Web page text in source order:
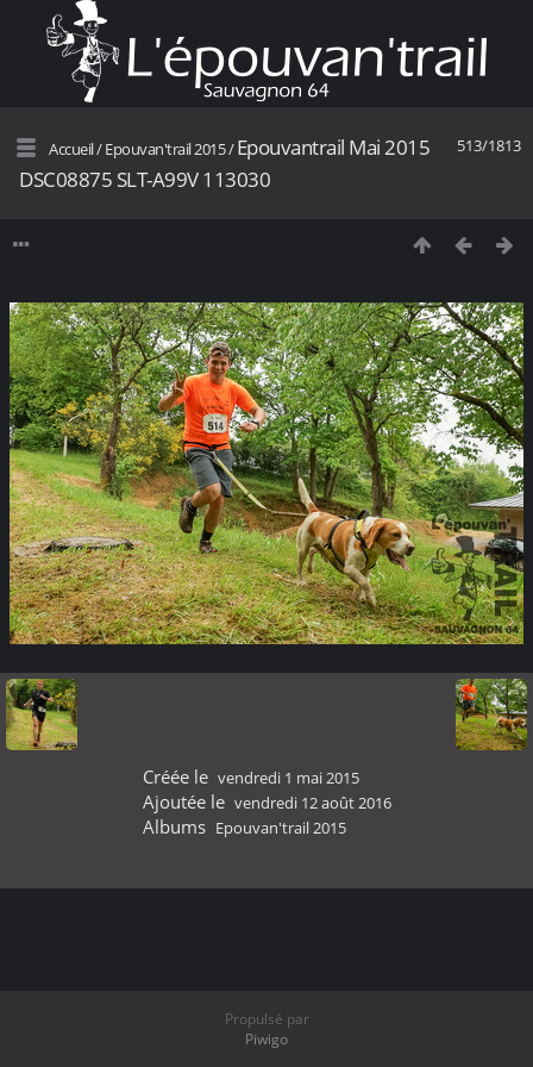
513/1813
Accueil/Epouvan'trail 2015/Epouvantrail Mai 2015
DSC08875 SLT-A99V 113030
Créée le vendredi 1 mai 2015
Ajoutée le vendredi 12 août 2016
Albums Epouvan'trail 2015
Propulsé par
Piwigo